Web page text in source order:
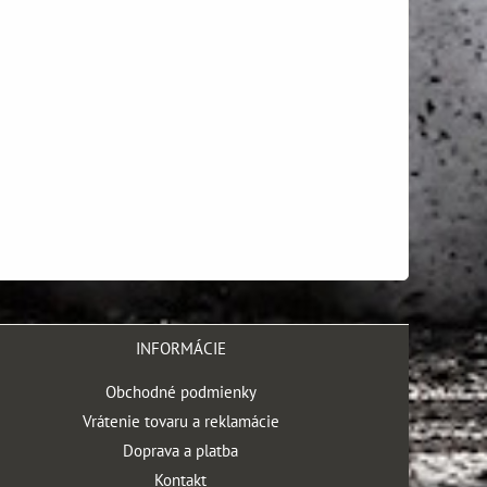
INFORMÁCIE
Obchodné podmienky
Vrátenie tovaru a reklamácie
Doprava a platba
Kontakt